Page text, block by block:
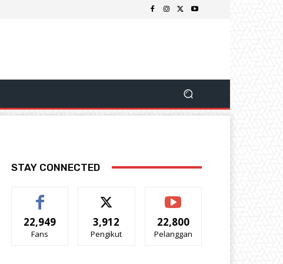
STAY CONNECTED
22,949
Fans
3,912
Pengikut
22,800
Pelanggan